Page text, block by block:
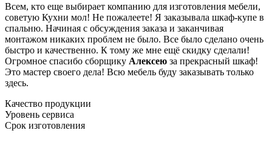
Всем, кто еще выбирает компанию для изготовления мебели,
советую Кухни мол! Не пожалеете! Я заказывала шкаф-купе в
спальню. Начиная с обсуждения заказа и заканчивая
монтажом никаких проблем не было. Все было сделано очень
быстро и качественно. К тому же мне ещё скидку сделали!
Огромное спасибо сборщику Алексею за прекрасный шкаф!
Это мастер своего дела! Всю мебель буду заказывать только
здесь.
Качество продукции
Уровень сервиса
Срок изготовления